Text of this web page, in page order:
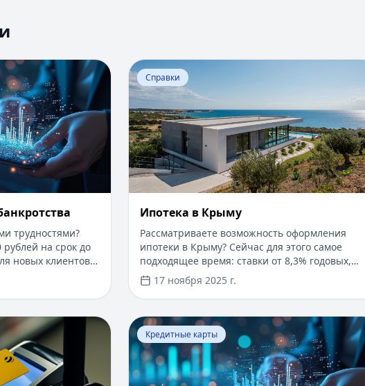
вероятности банкротства
трудностями?
на срок до
новых клиентов.
—
деньги быстро
сервисы.
Перейти к статье:
Справки
Ипотека в Крыму
Рассматриваете возможность оформления
ипотеки в Крыму? Сейчас для этого самое
подходящее время: ставки от 8,3% годовых,
первоначальный взнос от 15%, срок
рассмотрения заявки — от 1 дня. Доступны
программы господдержки с пониженной
ставкой от 6%. Одобрение без подтверждения
дохода справкой 2-НДФЛ, достаточно выписки
по счету. Срок кредитования — до 30 лет.
17 ноября 2025 г.
кредитную карту БилайнПерейти к статье: Что такое паи фондов?
Кредитные карты